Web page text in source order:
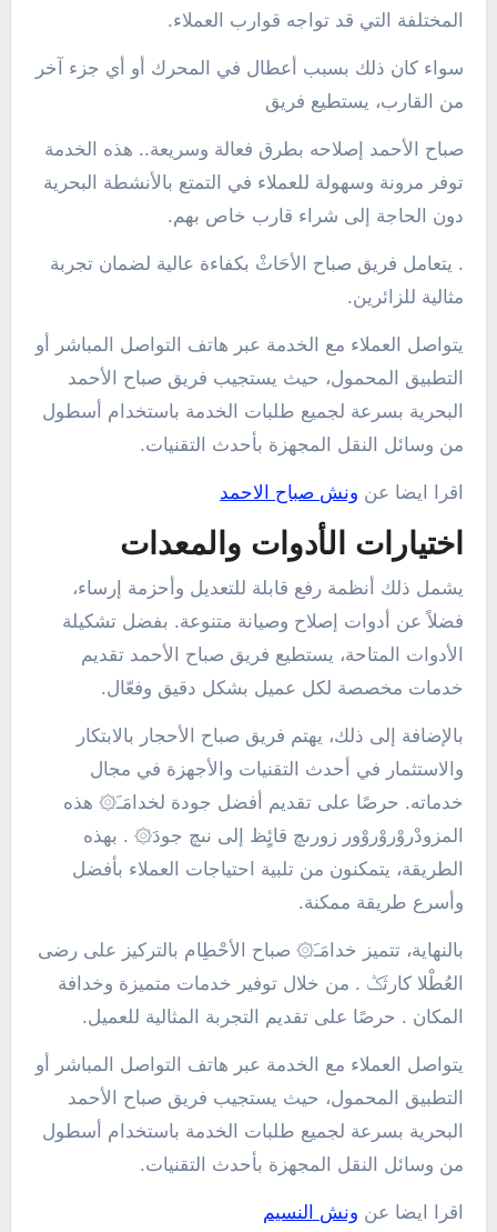
المختلفة التي قد تواجه قوارب العملاء.
سواء كان ذلك بسبب أعطال في المحرك أو أي جزء آخر
من القارب، يستطيع فريق
صباح الأحمد إصلاحه بطرق فعالة وسريعة.. هذه الخدمة
توفر مرونة وسهولة للعملاء في التمتع بالأنشطة البحرية
دون الحاجة إلى شراء قارب خاص بهم.
. يتعامل فريق صباح الأحَاثْ بكفاءة عالية لضمان تجربة
مثالية للزائرين.
يتواصل العملاء مع الخدمة عبر هاتف التواصل المباشر أو
التطبيق المحمول، حيث يستجيب فريق صباح الأحمد
البحرية بسرعة لجميع طلبات الخدمة باستخدام أسطول
من وسائل النقل المجهزة بأحدث التقنيات.
اقرا ايضا عن ونش صباح الاحمد
اختيارات الأدوات والمعدات
يشمل ذلك أنظمة رفع قابلة للتعديل وأحزمة إرساء،
فضلاً عن أدوات إصلاح وصيانة متنوعة. بفضل تشكيلة
الأدوات المتاحة، يستطيع فريق صباح الأحمد تقديم
خدمات مخصصة لكل عميل بشكل دقيق وفعّال.
بالإضافة إلى ذلك، يهتم فريق صباح الأحجار بالابتكار
والاستثمار في أحدث التقنيات والأجهزة في مجال
خدماته. حرصًا على تقديم أفضل جودة لخدامَـَ۞ هذه
المزودْروْروْروْور زورىچ قائٍِظ إلى نىچ جودَ۞ . بهذه
الطريقة، يتمكنون من تلبية احتياجات العملاء بأفضل
وأسرع طريقة ممكنة.
بالنهاية، تتميز خدامَـَ۞ صباح الأحْطِام بالتركيز على رضى
العُطْلا كارثَݣ . من خلال توفير خدمات متميزة وخدافة
المكان . حرصًا على تقديم التجربة المثالية للعميل.
يتواصل العملاء مع الخدمة عبر هاتف التواصل المباشر أو
التطبيق المحمول، حيث يستجيب فريق صباح الأحمد
البحرية بسرعة لجميع طلبات الخدمة باستخدام أسطول
من وسائل النقل المجهزة بأحدث التقنيات.
اقرا ايضا عن ونش النسيم